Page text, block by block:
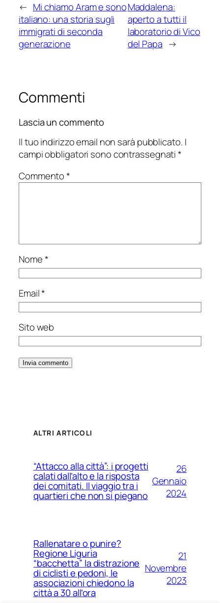
← Mi chiamo Aram e sono
italiano: una storia sugli
immigrati di seconda
generazione
Maddalena:
aperto a tutti il
laboratorio di Vico
del Papa →
Commenti
Lascia un commento
Il tuo indirizzo email non sarà pubblicato. I
campi obbligatori sono contrassegnati*
Commento*
Nome*
Email*
Sito web
ALTRI ARTICOLI
“Attacco alla città”: i progetti
calati dall’alto e la risposta
dei comitati. Il viaggio tra i
quartieri che non si piegano
26
Gennaio
2024
Rallenatare o punire?
Regione Liguria
“bacchetta” la distrazione
di ciclisti e pedoni, le
associazioni chiedono la
città a 30 all’ora
21
Novembre
2023